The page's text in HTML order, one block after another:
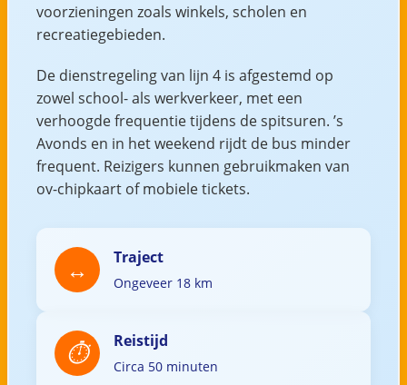
voorzieningen zoals winkels, scholen en
recreatiegebieden.
De dienstregeling van lijn 4 is afgestemd op
zowel school- als werkverkeer, met een
verhoogde frequentie tijdens de spitsuren. ’s
Avonds en in het weekend rijdt de bus minder
frequent. Reizigers kunnen gebruikmaken van
ov-chipkaart of mobiele tickets.
Traject
Ongeveer 18 km
Reistijd
Circa 50 minuten